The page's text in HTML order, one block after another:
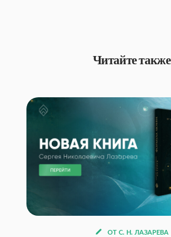
Читайте также
ОТ С. Н. ЛАЗАРЕВА